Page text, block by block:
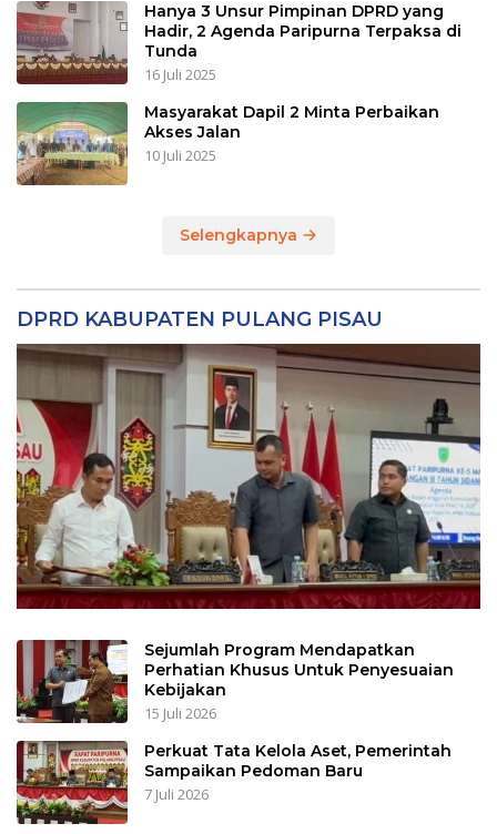
Hanya 3 Unsur Pimpinan DPRD yang
Hadir, 2 Agenda Paripurna Terpaksa di
Tunda
16 Juli 2025
Masyarakat Dapil 2 Minta Perbaikan
Akses Jalan
10 Juli 2025
Selengkapnya
DPRD KABUPATEN PULANG PISAU
Sejumlah Program Mendapatkan
Perhatian Khusus Untuk Penyesuaian
Kebijakan
15 Juli 2026
Perkuat Tata Kelola Aset, Pemerintah
Sampaikan Pedoman Baru
7 Juli 2026